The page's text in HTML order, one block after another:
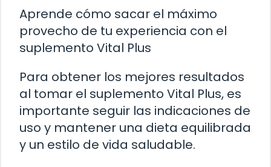
Aprende cómo sacar el máximo
provecho de tu experiencia con el
suplemento Vital Plus
Para obtener los mejores resultados
al tomar el suplemento Vital Plus, es
importante seguir las indicaciones de
uso y mantener una dieta equilibrada
y un estilo de vida saludable.